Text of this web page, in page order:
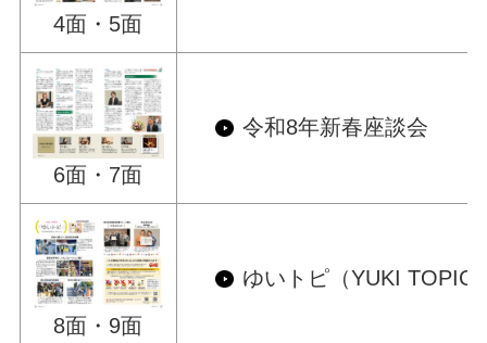
4面・5面
6面・7面
令和8年新春座談会
8面・9面
ゆいトピ（YUKI